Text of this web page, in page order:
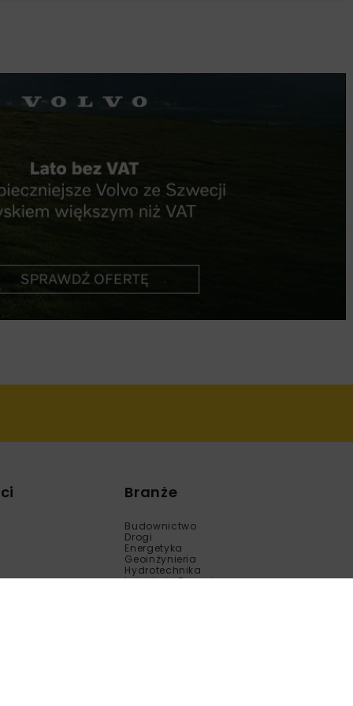
Branże
Budownictwo
Drogi
Energetyka
Geoinżynieria
Hydrotechnika
Inżynieria Bezwykopowa